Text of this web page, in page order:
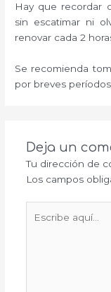
Hay que recordar
sin escatimar ni
renovar cada 2
Se recomienda
por breves períodos.
Deja un
Tu dirección de
Los campos
aquí...